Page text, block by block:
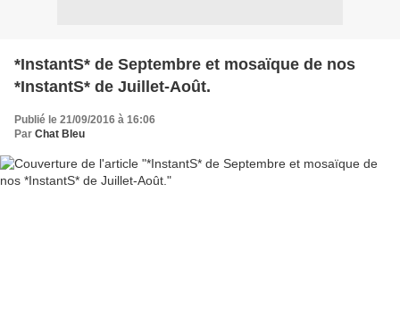
*InstantS* de Septembre et mosaïque de nos
*InstantS* de Juillet-Août.
Publié le 21/09/2016 à 16:06
Par Chat Bleu